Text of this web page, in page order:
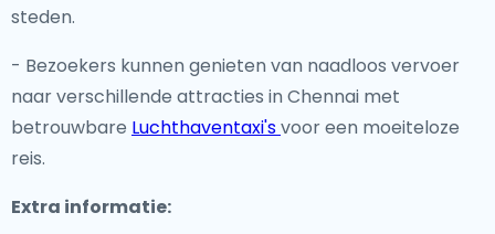
steden.
- Bezoekers kunnen genieten van naadloos vervoer
naar verschillende attracties in Chennai met
betrouwbare Luchthaventaxi'svoor een moeiteloze
reis.
Extra informatie: